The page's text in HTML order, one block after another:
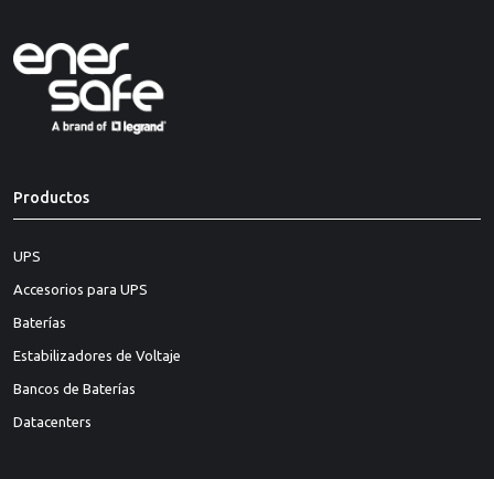
Productos
UPS
Accesorios para UPS
Baterías
Estabilizadores de Voltaje
Bancos de Baterías
Datacenters